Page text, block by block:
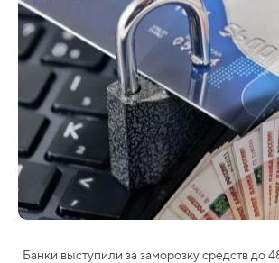
Банки выступили за заморозку средств до